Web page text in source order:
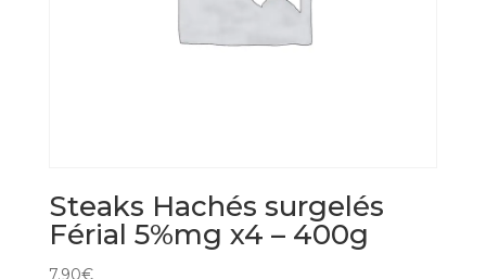
Steaks Hachés surgelés
Férial 5%mg x4 – 400g
7.90€